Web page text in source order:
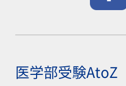
医学部受験AtoZ